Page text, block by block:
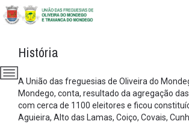
História
A União das freguesias de Oliveira do
Mondego, conta, resultado da agregação
com cerca de 1100 eleitores e ficou
Aguieira, Alto das Lamas, Coiço, Covais,